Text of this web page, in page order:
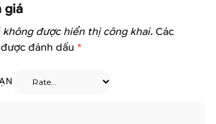
giá
không được hiển thị công khai. Các
đánh dấu *